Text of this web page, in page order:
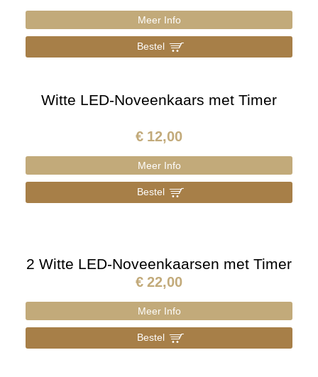
Meer Info
Bestel ]
Witte LED-Noveenkaars met Timer
€ 12,00
Meer Info
Bestel ]
2 Witte LED-Noveenkaarsen met Timer
€ 22,00
Meer Info
Bestel ]